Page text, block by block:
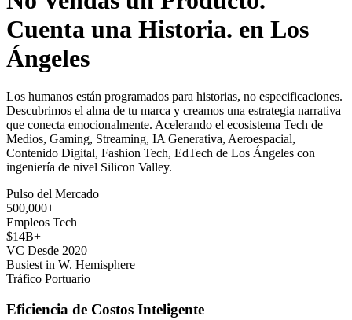
Cuenta una Historia. en Los
Ángeles
Los humanos están programados para historias, no especificaciones.
Descubrimos el alma de tu marca y creamos una estrategia narrativa
que conecta emocionalmente. Acelerando el ecosistema Tech de
Medios, Gaming, Streaming, IA Generativa, Aeroespacial,
Contenido Digital, Fashion Tech, EdTech de Los Ángeles con
ingeniería de nivel Silicon Valley.
Pulso del Mercado
500,000+
Empleos Tech
$14B+
VC Desde 2020
Busiest in W. Hemisphere
Tráfico Portuario
Eficiencia de Costos Inteligente